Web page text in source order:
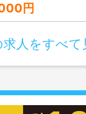
円
求人をすべて